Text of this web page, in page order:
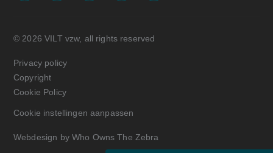
© 2026 VILT vzw, all rights reserved
Privacy policy
Copyright
Cookie Policy
Cookie instellingen aanpassen
Webdesign by Who Owns The Zebra